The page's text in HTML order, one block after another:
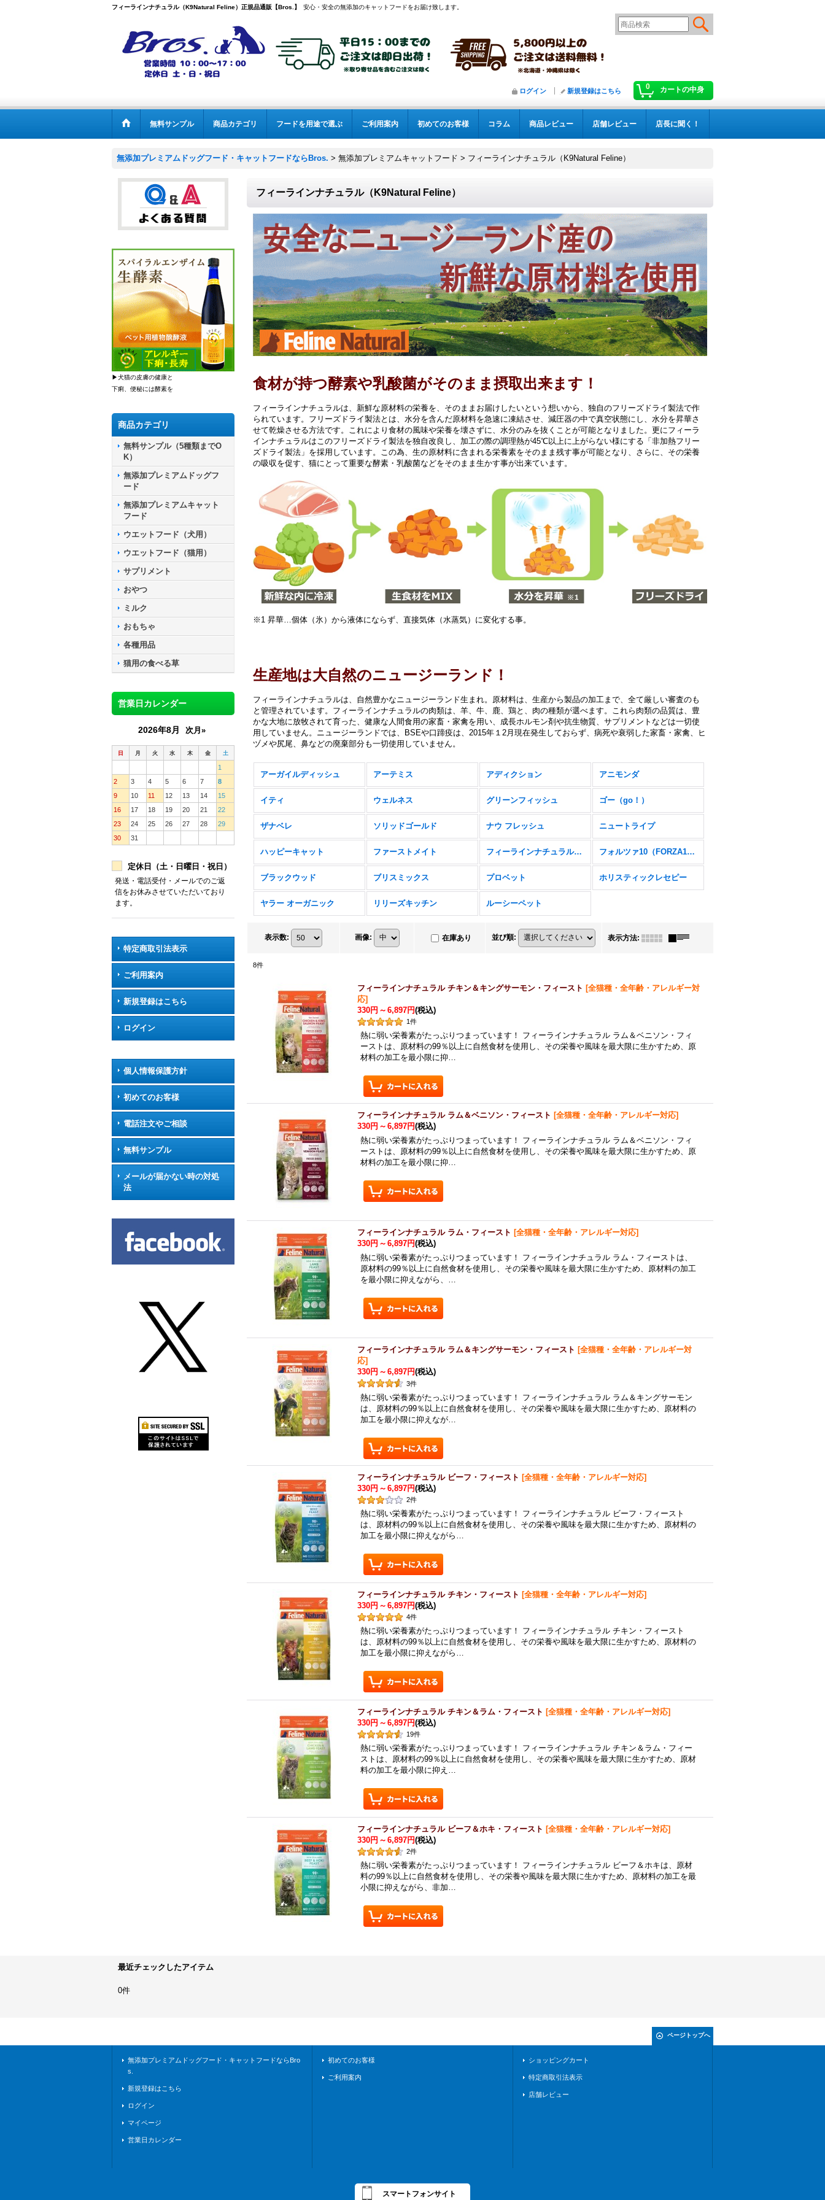
フィーラインナチュラル（K9Natural Feline）正規品通販【Bros.】 安心・安全の無添加のキャットフードをお届け致します。
0 カートの中身
ログイン 新規登録はこちら
無料サンプル 商品カテゴリ フードを用途で選ぶ ご利用案内 初めてのお客様 コラム 商品レビュー 店舗レビュー 店長に聞く！
無添加プレミアムドッグフード・キャットフードならBros. > 無添加プレミアムキャットフード > フィーラインナチュラル（K9Natural Feline）
▶犬猫の皮膚の健康と
下痢、便秘には酵素を
商品カテゴリ
無料サンプル（5種類までO
K）
無添加プレミアムドッグフ
ード
無添加プレミアムキャット
フード
ウエットフード（犬用）
ウエットフード（猫用）
サプリメント
おやつ
ミルク
おもちゃ
各種用品
猫用の食べる草
営業日カレンダー
2026年8月 次月»
日 月 火 水 木 金 土
1
2
3 4 5 6 7
8
9
10 11 12 13 14
15
16
17 18 19 20 21
22
23
24 25 26 27 28
29
30
31
定休日（土・日曜日・祝日）
発送・電話受付・メールでのご返
信をお休みさせていただいており
ます。
特定商取引法表示
ご利用案内
新規登録はこちら
ログイン
個人情報保護方針
初めてのお客様
電話注文やご相談
無料サンプル
メールが届かない時の対処
法
フィーラインナチュラル（K9Natural Feline）
食材が持つ酵素や乳酸菌がそのまま摂取出来ます！
フィーラインナチュラルは、新鮮な原材料の栄養を、そのままお届けしたいという想いから、独自のフリーズドライ製法で作
られています。フリーズドライ製法とは、水分を含んだ原材料を急速に凍結させ、減圧器の中で真空状態にし、水分を昇華さ
せて乾燥させる方法です。これにより食材の風味や栄養を壊さずに、水分のみを抜くことが可能となりました。更にフィーラ
インナチュラルはこのフリーズドライ製法を独自改良し、加工の際の調理熱が45℃以上に上がらない様にする「非加熱フリー
ズドライ製法」を採用しています。この為、生の原材料に含まれる栄養素をそのまま残す事が可能となり、さらに、その栄養
の吸収を促す、猫にとって重要な酵素・乳酸菌などをそのまま生かす事が出来ています。
※1 昇華…個体（氷）から液体にならず、直接気体（水蒸気）に変化する事。
生産地は大自然のニュージーランド！
フィーラインナチュラルは、自然豊かなニュージーランド生まれ。原材料は、生産から製品の加工まで、全て厳しい審査のも
と管理されています。フィーラインナチュラルの肉類は、羊、牛、鹿、鶏と、肉の種類が選べます。これら肉類の品質は、豊
かな大地に放牧されて育った、健康な人間食用の家畜・家禽を用い、成長ホルモン剤や抗生物質、サプリメントなどは一切使
用していません。ニュージーランドでは、BSEや口蹄疫は、2015年１2月現在発生しておらず、病死や衰弱した家畜・家禽、ヒ
ヅメや尻尾、鼻などの廃棄部分も一切使用していません。
アーガイルディッシュ アーテミス アディクション アニモンダ
イティ ウェルネス グリーンフィッシュ ゴー（go！）
ザナベレ ソリッドゴールド ナウ フレッシュ ニュートライプ
ハッピーキャット ファーストメイト フィーラインナチュラル（K9Natural Feline） フォルツァ10（FORZA10）
ブラックウッド ブリスミックス プロベット ホリスティックレセピー
ヤラー オーガニック リリーズキッチン ルーシーペット
表示数: 画像: 在庫あり 並び順: 表示方法:
8件
フィーラインナチュラル チキン＆キングサーモン・フィースト [全猫種・全年齢・アレルギー対
応]
330円 ～ 6,897円(税込)
1件
熱に弱い栄養素がたっぷりつまっています！ フィーラインナチュラル ラム＆ベニソン・フィ
ーストは、原材料の99％以上に自然食材を使用し、その栄養や風味を最大限に生かすため、原
材料の加工を最小限に抑…
フィーラインナチュラル ラム＆ベニソン・フィースト [全猫種・全年齢・アレルギー対応]
330円 ～ 6,897円(税込)
熱に弱い栄養素がたっぷりつまっています！ フィーラインナチュラル ラム＆ベニソン・フィ
ーストは、原材料の99％以上に自然食材を使用し、その栄養や風味を最大限に生かすため、原
材料の加工を最小限に抑…
フィーラインナチュラル ラム・フィースト [全猫種・全年齢・アレルギー対応]
330円 ～ 6,897円(税込)
熱に弱い栄養素がたっぷりつまっています！ フィーラインナチュラル ラム・フィーストは、
原材料の99％以上に自然食材を使用し、その栄養や風味を最大限に生かすため、原材料の加工
を最小限に抑えながら、…
フィーラインナチュラル ラム＆キングサーモン・フィースト [全猫種・全年齢・アレルギー対
応]
330円 ～ 6,897円(税込)
3件
熱に弱い栄養素がたっぷりつまっています！ フィーラインナチュラル ラム＆キングサーモン
は、原材料の99％以上に自然食材を使用し、その栄養や風味を最大限に生かすため、原材料の
加工を最小限に抑えなが…
フィーラインナチュラル ビーフ・フィースト [全猫種・全年齢・アレルギー対応]
330円 ～ 6,897円(税込)
2件
熱に弱い栄養素がたっぷりつまっています！ フィーラインナチュラル ビーフ・フィースト
は、原材料の99％以上に自然食材を使用し、その栄養や風味を最大限に生かすため、原材料の
加工を最小限に抑えながら…
フィーラインナチュラル チキン・フィースト [全猫種・全年齢・アレルギー対応]
330円 ～ 6,897円(税込)
4件
熱に弱い栄養素がたっぷりつまっています！ フィーラインナチュラル チキン・フィースト
は、原材料の99％以上に自然食材を使用し、その栄養や風味を最大限に生かすため、原材料の
加工を最小限に抑えながら…
フィーラインナチュラル チキン＆ラム・フィースト [全猫種・全年齢・アレルギー対応]
330円 ～ 6,897円(税込)
19件
熱に弱い栄養素がたっぷりつまっています！ フィーラインナチュラル チキン＆ラム・フィー
ストは、原材料の99％以上に自然食材を使用し、その栄養や風味を最大限に生かすため、原材
料の加工を最小限に抑え…
フィーラインナチュラル ビーフ＆ホキ・フィースト [全猫種・全年齢・アレルギー対応]
330円 ～ 6,897円(税込)
2件
熱に弱い栄養素がたっぷりつまっています！ フィーラインナチュラル ビーフ＆ホキは、原材
料の99％以上に自然食材を使用し、その栄養や風味を最大限に生かすため、原材料の加工を最
小限に抑えながら、非加…
最近チェックしたアイテム
0件
ページトップへ
無添加プレミアムドッグフード・キャットフードならBro
s.
新規登録はこちら
ログイン
マイページ
営業日カレンダー
初めてのお客様
ご利用案内
ショッピングカート
特定商取引法表示
店舗レビュー
スマートフォンサイト